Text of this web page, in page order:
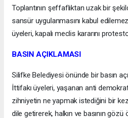
Toplantının şeffaflıktan uzak bir
sansür uygulanmasını kabul
üyeleri, kapalı meclis kararını
BASIN AÇIKLAMASI
Silifke Belediyesi önünde bir basın
İttifakı üyeleri, yaşanan anti
zihniyetin ne yapmak istediğini bir
dile getirerek, halkın ve basının